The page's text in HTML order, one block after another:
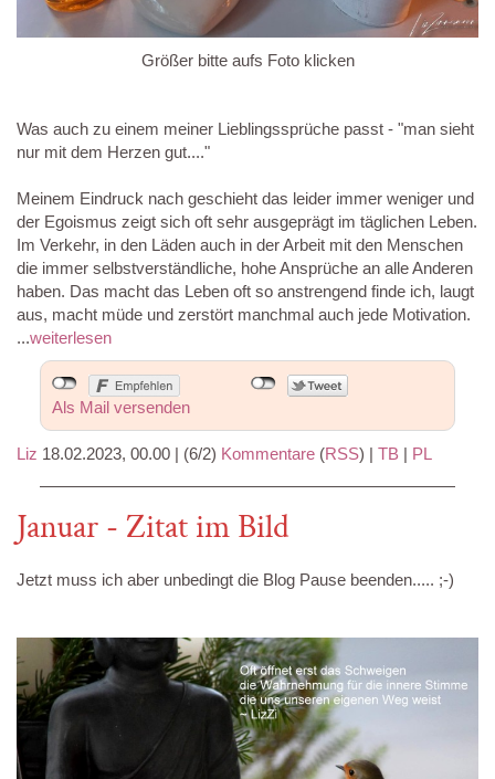
Größer bitte aufs Foto klicken
Was auch zu einem meiner Lieblingssprüche passt - "man sieht
nur mit dem Herzen gut...."
Meinem Eindruck nach geschieht das leider immer weniger und
der Egoismus zeigt sich oft sehr ausgeprägt im täglichen Leben.
Im Verkehr, in den Läden auch in der Arbeit mit den Menschen
die immer selbstverständliche, hohe Ansprüche an alle Anderen
haben. Das macht das Leben oft so anstrengend finde ich, laugt
aus, macht müde und zerstört manchmal auch jede Motivation.
...weiterlesen
Als Mail versenden
Liz 18.02.2023, 00.00 | (6/2) Kommentare (RSS) | TB | PL
Januar - Zitat im Bild
Jetzt muss ich aber unbedingt die Blog Pause beenden..... ;-)